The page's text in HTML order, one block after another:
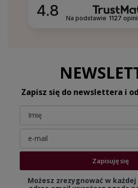
4.8 Na podstawie 1127 opinii
Zapisz się do newslettera i
Zapisuję się
Możesz zrezygnować w